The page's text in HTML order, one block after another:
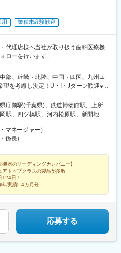
用 業種未経験歓迎
代理店様へ当社が取り扱う歯科医療機
ローを行います。
部、近畿・北陸、中国・四国、九州エ
望を考慮し決定！U・I・Jターン歓迎※地
勤なし！＜北海道エリア＞■北海道営業
業所＜関東エリア＞■千葉営業所■さい
部エリア＞■松本営業所■朝日大学内
南営業所■神戸営業所■京都営業所■金沢
＞■広島営業所■岡山営業所＜九州エリ
庁前駅(千葉県)、鉄道博物館駅、上所
駅、四ツ橋駅、河内松原駅、新開地
中通駅、北１２条駅、西大橋駅、中央
学病院駅、北１３条東駅、心斎橋駅、
マネージャー）
係長）
機器のリーディングカンパニー】
トップクラスの製品が多数
日！
年実績5.4カ月分
応募する